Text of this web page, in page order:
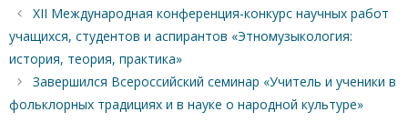
XII Международная конференция-конкурс научных работ
учащихся, студентов и аспирантов «Этномузыкология:
история, теория, практика»
Завершился Всероссийский семинар «Учитель и ученики в
фольклорных традициях и в науке о народной культуре»